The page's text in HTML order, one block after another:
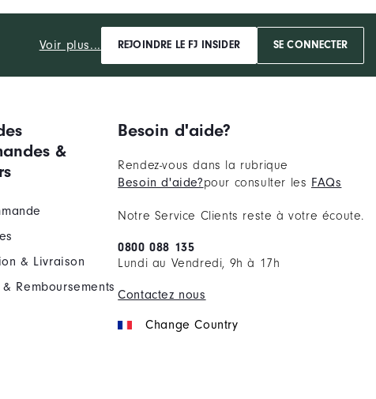
Voir plus... REJOINDRE LE FJ INSIDER SE CONNECTER
&
& Livraison
Remboursements
Besoin d'aide?
Rendez-vous dans la rubrique
Besoin d'aide?pour consulter les FAQs
Notre Service Clients reste à votre écoute.
0800 088 135
Lundi au Vendredi, 9h à 17h
Contactez nous
Change Country